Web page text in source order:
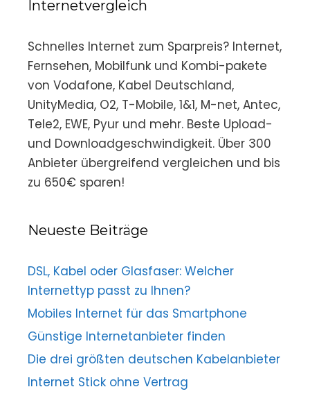
Internetvergleich
Schnelles Internet zum Sparpreis? Internet,
Fernsehen, Mobilfunk und Kombi-pakete
von Vodafone, Kabel Deutschland,
UnityMedia, O2, T-Mobile, 1&1, M-net, Antec,
Tele2, EWE, Pyur und mehr. Beste Upload-
und Downloadgeschwindigkeit. Über 300
Anbieter übergreifend vergleichen und bis
zu 650€ sparen!
Neueste Beiträge
DSL, Kabel oder Glasfaser: Welcher
Internettyp passt zu Ihnen?
Mobiles Internet für das Smartphone
Günstige Internetanbieter finden
Die drei größten deutschen Kabelanbieter
Internet Stick ohne Vertrag